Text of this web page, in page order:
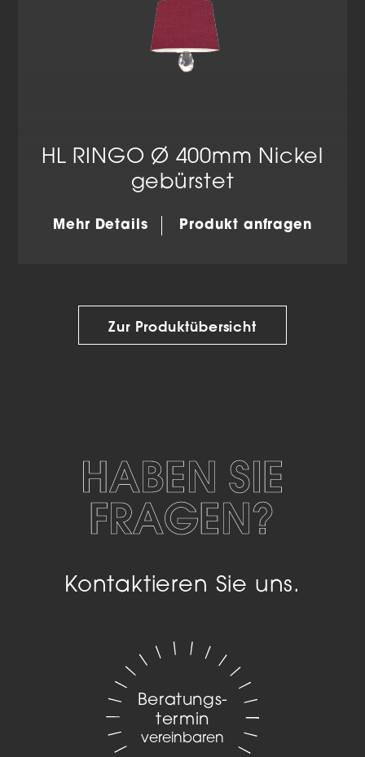
HL RINGO Ø 400mm Nickel
gebürstet
Mehr Details Produkt anfragen
Zur Produktübersicht
HABEN SIE
FRAGEN?
Kontaktieren Sie uns.
Beratungs­
termin
vereinbaren